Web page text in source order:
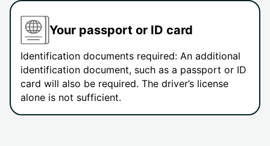
Your passport or ID card
Identification documents required: An additional
identification document, such as a passport or ID
card will also be required. The driver’s license
alone is not sufficient.